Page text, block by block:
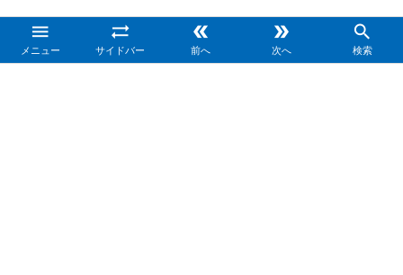

メニュー

サイドバー

前へ

次へ

検索